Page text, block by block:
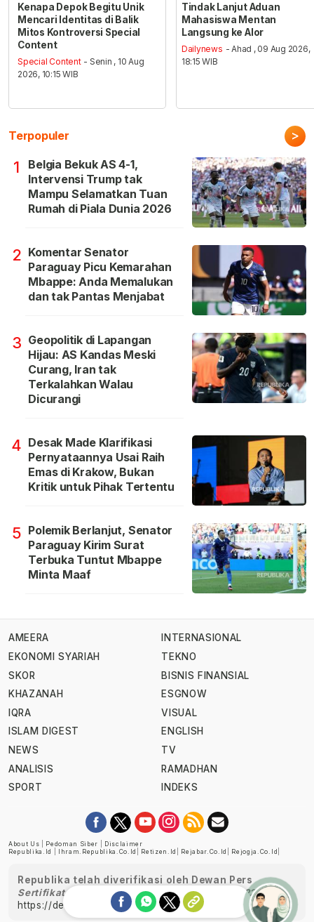
Kenapa Depok Begitu Unik
Mencari Identitas di Balik
Mitos Kontroversi Special
Content
Special Content - Senin , 10 Aug
2026, 10:15 WIB
Tindak Lanjut Aduan
Mahasiswa Mentan
Langsung ke Alor
Dailynews - Ahad , 09 Aug 2026,
18:15 WIB
Terpopuler >
1
Belgia Bekuk AS 4-1,
Intervensi Trump tak
Mampu Selamatkan Tuan
Rumah di Piala Dunia 2026
2 Komentar Senator
Paraguay Picu Kemarahan
Mbappe: Anda Memalukan
dan tak Pantas Menjabat
3 Geopolitik di Lapangan
Hijau: AS Kandas Meski
Curang, Iran tak
Terkalahkan Walau
Dicurangi
4 Desak Made Klarifikasi
Pernyataannya Usai Raih
Emas di Krakow, Bukan
Kritik untuk Pihak Tertentu
5 Polemik Berlanjut, Senator
Paraguay Kirim Surat
Terbuka Tuntut Mbappe
Minta Maaf
AMEERA
EKONOMI SYARIAH
SKOR
KHAZANAH
IQRA
ISLAM DIGEST
NEWS
ANALISIS
SPORT
INTERNASIONAL
TEKNO
BISNIS FINANSIAL
ESGNOW
VISUAL
ENGLISH
TV
RAMADHAN
INDEKS
About Us Pedoman Siber
Disclaimer
Republika.id
Ihram.republika.co.id Retizen.id Rejabar.co.id Rejogja.co.id
Republika telah diverifikasi oleh Dewan Pers
Sertifikat Nomor 1058/DP-Verifikasi/K/XII/2022
https://dewanpers.or.id/data/perusahaanpers